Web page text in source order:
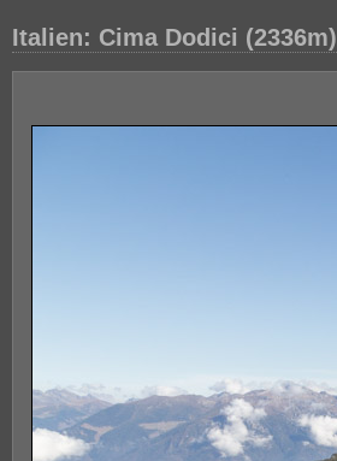
Italien: Cima Dodici (2336m)